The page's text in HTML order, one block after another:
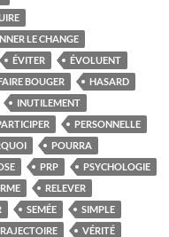
LE CHANGE
ÉVITER
ÉVOLUENT
BOUGER
HASARD
INUTILEMENT
PERSONNELLE
POURRA
PRP
PSYCHOLOGIE
RELEVER
SEMÉE
SIMPLE
VÉRITÉ